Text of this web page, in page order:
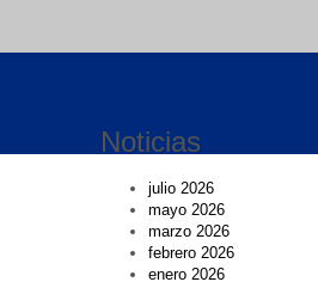
Noticias
julio 2026
mayo 2026
marzo 2026
febrero 2026
enero 2026